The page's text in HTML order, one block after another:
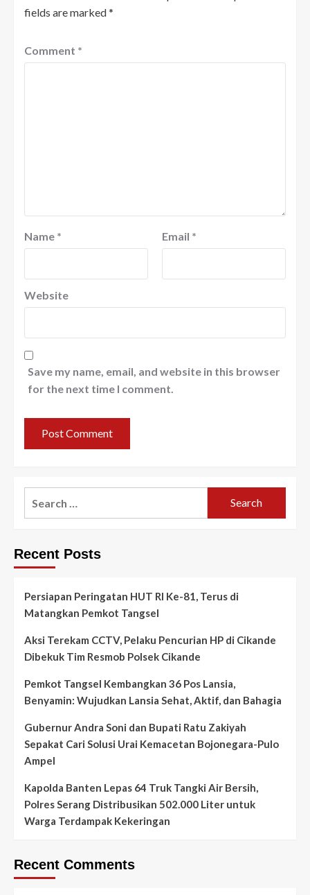
fields are marked*
Comment *
Name * Email *
Website
Save my name, email, and website in this browser
for the next time I comment.
Recent Posts
Persiapan Peringatan HUT RI Ke-81, Terus di
Matangkan Pemkot Tangsel
Aksi Terekam CCTV, Pelaku Pencurian HP di Cikande
Dibekuk Tim Resmob Polsek Cikande
Pemkot Tangsel Kembangkan 36 Pos Lansia,
Benyamin: Wujudkan Lansia Sehat, Aktif, dan Bahagia
Gubernur Andra Soni dan Bupati Ratu Zakiyah
Sepakat Cari Solusi Urai Kemacetan Bojonegara-Pulo
Ampel
Kapolda Banten Lepas 64 Truk Tangki Air Bersih,
Polres Serang Distribusikan 502.000 Liter untuk
Warga Terdampak Kekeringan
Recent Comments